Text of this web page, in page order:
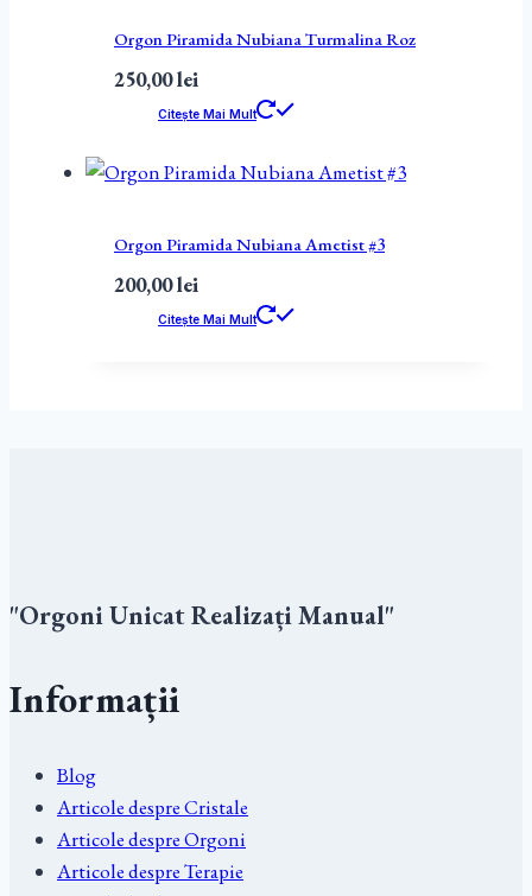
Orgon Piramida Nubiana Turmalina Roz
250,00lei
Citește Mai Mult
Orgon Piramida Nubiana Ametist #3
200,00lei
Citește Mai Mult
"Orgoni Unicat Realizați Manual"
Informații
Blog
Articole despre Cristale
Articole despre Orgoni
Articole despre Terapie